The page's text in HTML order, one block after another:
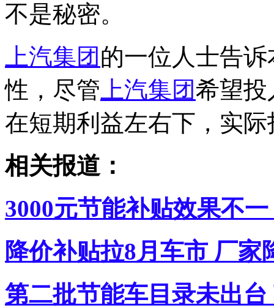
不是秘密。
上汽集团 的一位人士告
性，尽管 上汽集团希望投
在短期利益左右下，实
相关报道：
3000元节能补贴效果不
降价补贴拉8月车市 厂家
第二批节能车目录未出